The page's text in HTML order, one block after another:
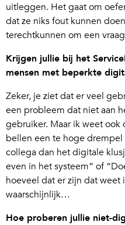
uitleggen. Het gaat om
dat ze niks fout kunnen
terechtkunnen om een
Krijgen jullie bij het
mensen met beperkte
Zeker, je ziet dat er veel
een probleem dat niet aan
gebruiker. Maar ik weet
bellen een te hoge drempel
collega dan het digitale
even in het systeem” of
hoeveel dat er zijn dat
waarschijnlijk…
Hoe proberen jullie niet-